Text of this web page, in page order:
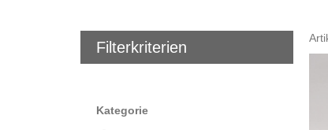
Filterkriterien
Kategorie